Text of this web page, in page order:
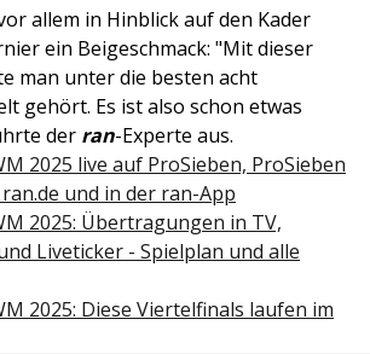
allem in Hinblick auf den Kader
ein Beigeschmack: "Mit dieser
man unter die besten acht
gehört. Es ist also schon etwas
der ran-Experte aus.
2025 live auf ProSieben, ProSieben
ran.de und in der ran-App
2025: Übertragungen in TV,
Liveticker - Spielplan und alle
2025: Diese Viertelfinals laufen im